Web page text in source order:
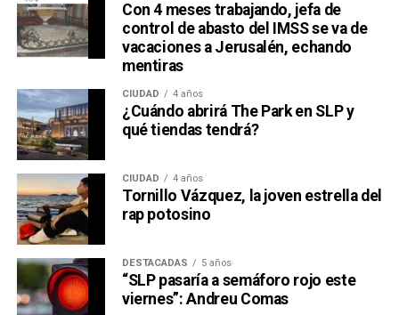
Con 4 meses trabajando, jefa de
control de abasto del IMSS se va de
vacaciones a Jerusalén, echando
mentiras
CIUDAD 4 años
¿Cuándo abrirá The Park en SLP y
qué tiendas tendrá?
CIUDAD 4 años
Tornillo Vázquez, la joven estrella del
rap potosino
DESTACADAS 5 años
“SLP pasaría a semáforo rojo este
viernes”: Andreu Comas